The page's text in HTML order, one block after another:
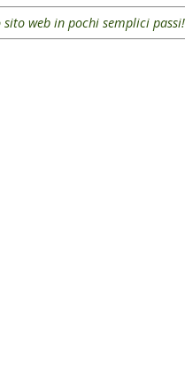
web in pochi semplici passi!